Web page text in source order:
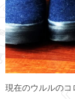
現在のウルルのコ